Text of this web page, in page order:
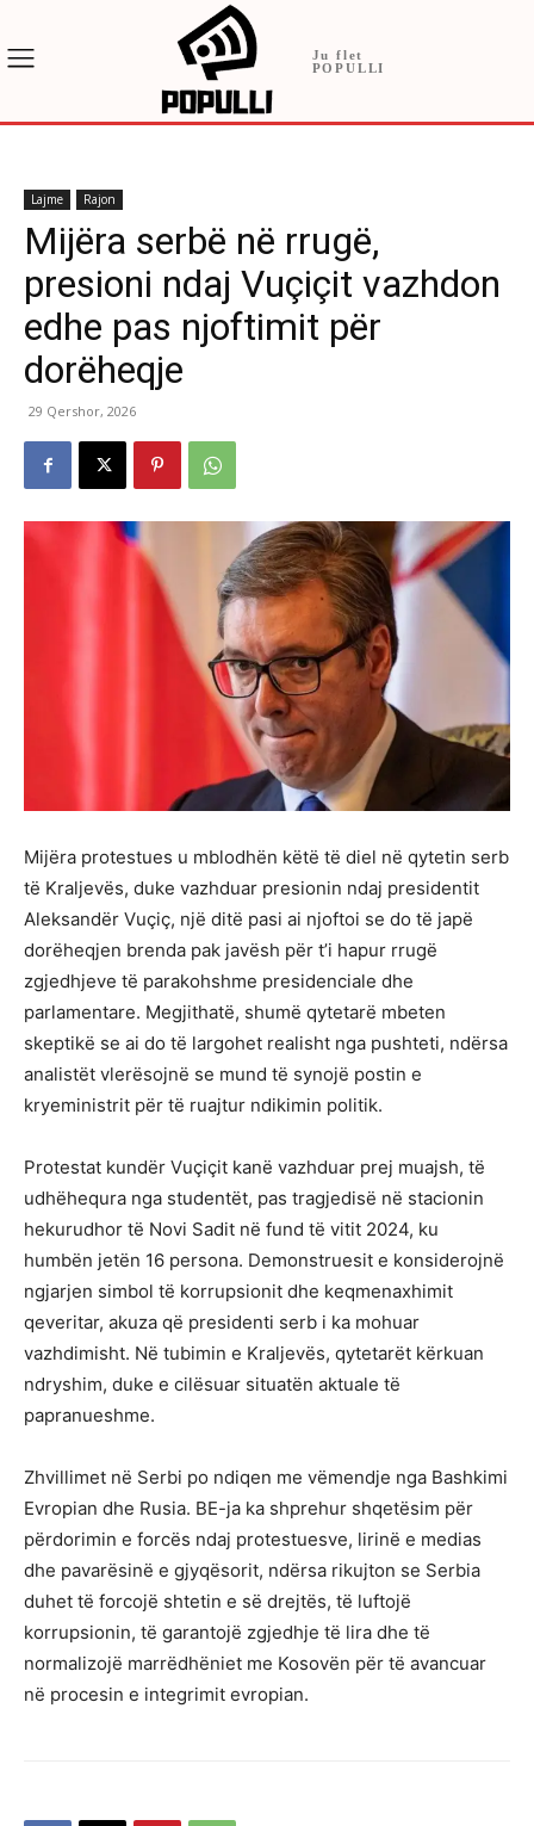
Ju flet
POPULLI
Lajme Rajon
Mijëra serbë në rrugë,
presioni ndaj Vuçiçit vazhdon
edhe pas njoftimit për
dorëheqje
29 Qershor, 2026
Mijëra protestues u mblodhën këtë të diel në qytetin serb
të Kraljevës, duke vazhduar presionin ndaj presidentit
Aleksandër Vuçiç, një ditë pasi ai njoftoi se do të japë
dorëheqjen brenda pak javësh për t’i hapur rrugë
zgjedhjeve të parakohshme presidenciale dhe
parlamentare. Megjithatë, shumë qytetarë mbeten
skeptikë se ai do të largohet realisht nga pushteti, ndërsa
analistët vlerësojnë se mund të synojë postin e
kryeministrit për të ruajtur ndikimin politik.
Protestat kundër Vuçiçit kanë vazhduar prej muajsh, të
udhëhequra nga studentët, pas tragjedisë në stacionin
hekurudhor të Novi Sadit në fund të vitit 2024, ku
humbën jetën 16 persona. Demonstruesit e konsiderojnë
ngjarjen simbol të korrupsionit dhe keqmenaxhimit
qeveritar, akuza që presidenti serb i ka mohuar
vazhdimisht. Në tubimin e Kraljevës, qytetarët kërkuan
ndryshim, duke e cilësuar situatën aktuale të
papranueshme.
Zhvillimet në Serbi po ndiqen me vëmendje nga Bashkimi
Evropian dhe Rusia. BE-ja ka shprehur shqetësim për
përdorimin e forcës ndaj protestuesve, lirinë e medias
dhe pavarësinë e gjyqësorit, ndërsa rikujton se Serbia
duhet të forcojë shtetin e së drejtës, të luftojë
korrupsionin, të garantojë zgjedhje të lira dhe të
normalizojë marrëdhëniet me Kosovën për të avancuar
në procesin e integrimit evropian.